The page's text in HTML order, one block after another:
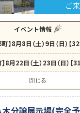
ご
イベント情報
閉じる
分譲展示場(完全